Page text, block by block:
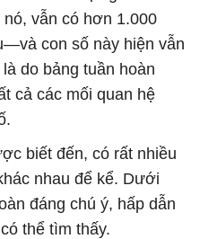
vẫn có hơn 1.000
con số này hiện vẫn
do bảng tuần hoàn
cả các mối quan hệ
biết đến, có rất nhiều
nhau để kể. Dưới
đáng chú ý, hấp dẫn
thể tìm thấy.